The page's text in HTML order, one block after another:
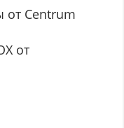
от Centrum
от